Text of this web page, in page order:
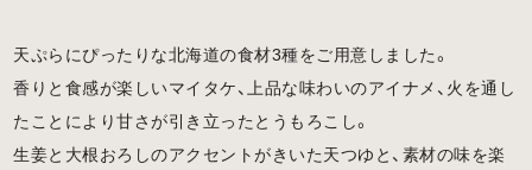
天ぷらにぴったりな北海道の食材3種をご用意しました。
香りと食感が楽しいマイタケ、上品な味わいのアイナメ、火を通し
たことにより甘さが引き立ったとうもろこし。
生姜と大根おろしのアクセントがきいた天つゆと、素材の味を楽